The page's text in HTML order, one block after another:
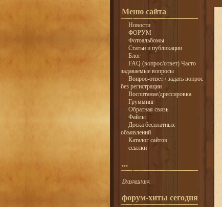
Меню сайта
Новости
ФОРУМ
Фотоальбомы
Статьи и публикации
Блог
FAQ (вопрос/ответ) Часто
задаваемые вопросы
Вопрос-ответ / задать вопрос
без регистрации
Воспитание/дрессировка
Грумминг
Обратная связь
Файлы
Доска бесплатных
объявлений
Каталог сайтов
ссылки
...
Лундехунд
форум-хиты сегодня